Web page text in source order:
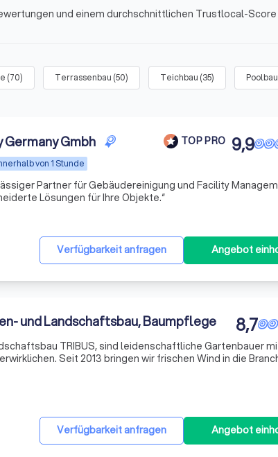
und einem durchschnittlichen Trustlocal-Score
(70) Terrassenbau (50) Teichbau (35) Poolbau
Gmbh TOP PRO
von 1 Stunde
9,9
Partner für Gebäudereinigung und Facility
Lösungen für Ihre Objekte.“
Verfügbarkeit anfragen Angebot
und Landschaftsbau, Baumpflege 8,7
TRIBUS, sind leidenschaftliche Gartenbauer
Seit 2013 bringen wir frischen Wind in die
Verfügbarkeit anfragen Angebot